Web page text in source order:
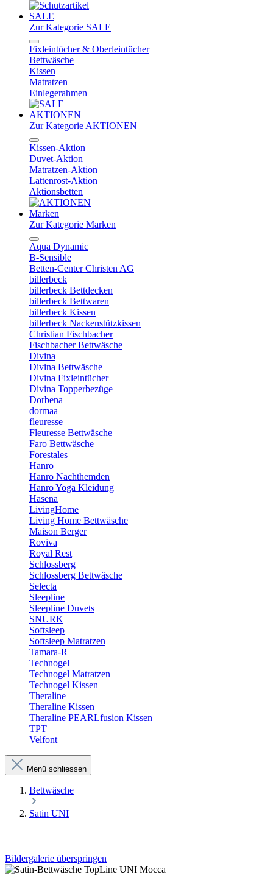
SALE
Zur Kategorie SALE
Fixleintücher & Oberleintücher
Bettwäsche
Kissen
Matratzen
Einlegerahmen
AKTIONEN
Zur Kategorie AKTIONEN
Kissen-Aktion
Duvet-Aktion
Matratzen-Aktion
Lattenrost-Aktion
Aktionsbetten
Marken
Zur Kategorie Marken
Aqua Dynamic
B-Sensible
Betten-Center Christen AG
billerbeck
billerbeck Bettdecken
billerbeck Bettwaren
billerbeck Kissen
billerbeck Nackenstützkissen
Christian Fischbacher
Fischbacher Bettwäsche
Divina
Divina Bettwäsche
Divina Fixleintücher
Divina Topperbezüge
Dorbena
dormaa
fleuresse
Fleuresse Bettwäsche
Faro Bettwäsche
Forestales
Hanro
Hanro Nachthemden
Hanro Yoga Kleidung
Hasena
LivingHome
Living Home Bettwäsche
Maison Berger
Roviva
Royal Rest
Schlossberg
Schlossberg Bettwäsche
Selecta
Sleepline
Sleepline Duvets
SNURK
Softsleep
Softsleep Matratzen
Tamara-R
Technogel
Technogel Matratzen
Technogel Kissen
Theraline
Theraline Kissen
Theraline PEARLfusion Kissen
TPT
Velfont
Menü schliessen
Bettwäsche
Satin UNI
Bildergalerie überspringen